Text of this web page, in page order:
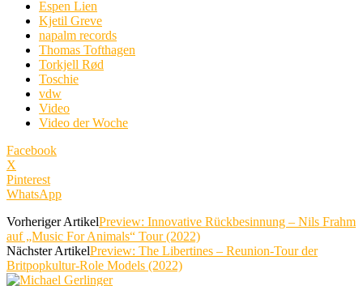
Espen Lien
Kjetil Greve
napalm records
Thomas Tofthagen
Torkjell Rød
Toschie
vdw
Video
Video der Woche
Facebook
X
Pinterest
WhatsApp
Vorheriger ArtikelPreview: Innovative Rückbesinnung – Nils Frahm
auf „Music For Animals“ Tour (2022)
Nächster ArtikelPreview: The Libertines – Reunion-Tour der
Britpopkultur-Role Models (2022)